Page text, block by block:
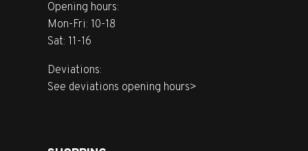
Opening hours:
Mon-Fri: 10-18
Sat: 11-16
Deviations:
See deviations opening hours>